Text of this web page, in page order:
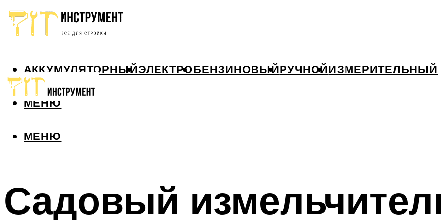
АККУМУЛЯТОРНЫЙЭЛЕКТРОБЕНЗИНОВЫЙРУЧНОЙИЗМЕРИТЕЛЬНЫЙ
МЕНЮ
МЕНЮ
Садовый